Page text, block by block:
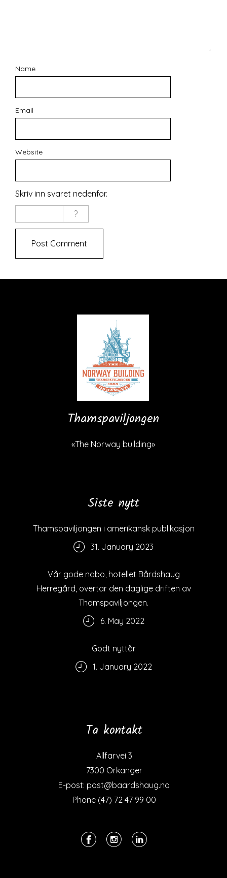
Name
Email
Website
Skriv inn svaret nedenfor.
Thamspaviljongen
«The Norway building»
Siste nytt
Thamspaviljongen i amerikansk publikasjon
31. January 2023
Vår gode nabo, hotellet Bårdshaug
Herregård, overtar den daglige driften av
Thamspaviljongen.
6. May 2022
Godt nyttår
1. January 2022
Ta kontakt
Allfarvei 3
7300 Orkanger
E-post: post@baardshaug.no
Phone (47) 72 47 99 00